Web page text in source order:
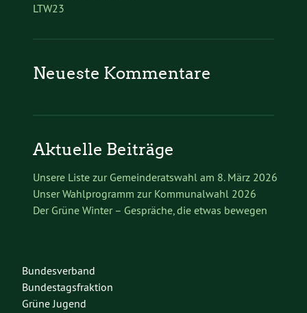
LTW23
Neueste Kommentare
Aktuelle Beiträge
Unsere Liste zur Gemeinderatswahl am 8. März 2026
Unser Wahlprogramm zur Kommunalwahl 2026
Der Grüne Winter – Gespräche, die etwas bewegen
Bundesverband
Bundestagsfraktion
Grüne Jugend